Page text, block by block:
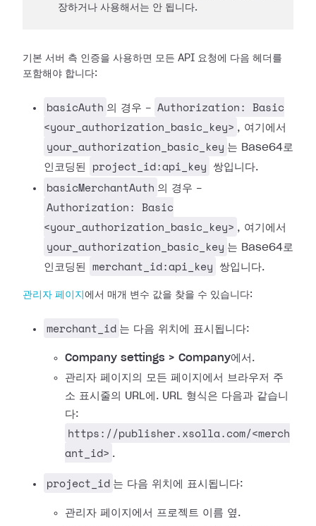
장하거나 사용해서는 안 됩니다.
기본 서버 측 인증을 사용하면 모든 API 요청에 다음 헤더를
포함해야 합니다:
basicAuth 의 경우 - Authorization: Basic
<your_authorization_basic_key> , 여기에서
your_authorization_basic_key 는 Base64로
인코딩된
project_id:api_key 쌍입니다.
basicMerchantAuth 의 경우 -
Authorization: Basic
<your_authorization_basic_key> , 여기에서
your_authorization_basic_key 는 Base64로
인코딩된
merchant_id:api_key 쌍입니다.
관리자 페이지 에서 매개 변수 값을 찾을 수 있습니다:
merchant_id 는 다음 위치에 표시됩니다:
Company settings > Company에서.
관리자 페이지의 모든 페이지에서 브라우저 주
소 표시줄의 URL에. URL 형식은 다음과 같습니
다:
https://publisher.xsolla.com/<merch
ant_id> .
project_id 는 다음 위치에 표시됩니다:
관리자 페이지에서 프로젝트 이름 옆.